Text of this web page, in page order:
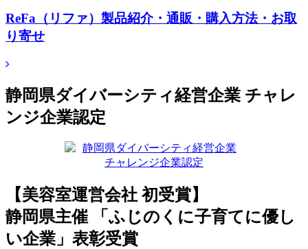
ReFa（リファ）製品紹介・通販・購入方法・お取
り寄せ
静岡県ダイバーシティ経営企業 チャレ
ンジ企業認定
【美容室運営会社 初受賞】
静岡県主催 「ふじのくに子育てに優し
い企業」表彰受賞